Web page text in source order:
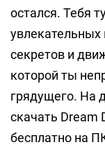
остался. Тебя
секретов и
которой ты
грядущего. На
скачать Dream
бесплатно на